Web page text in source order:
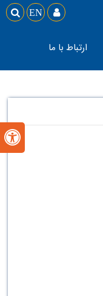
 EN 
ارتباط با ما
